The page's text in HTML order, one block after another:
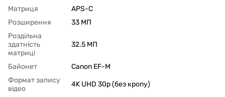
Матриця
APS-C
Розширення
33 МП
Роздільна
здатність
матриці
32.5 МП
Байонет
Canon EF-M
Формат запису
відео
4K UHD 30p (без кропу)